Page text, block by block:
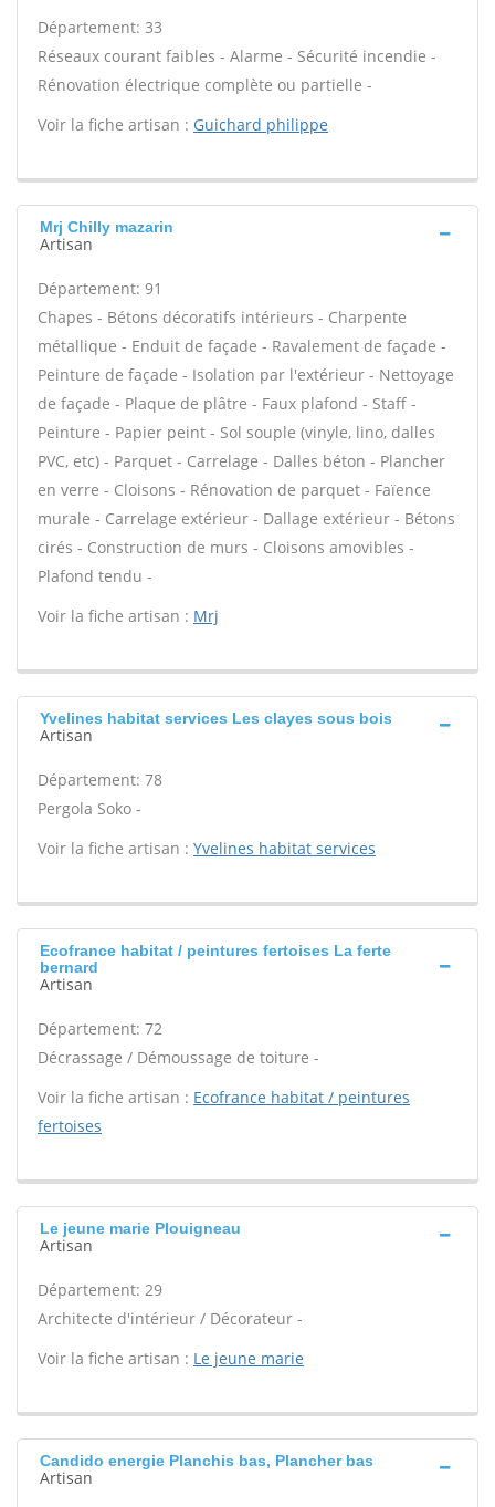
Département: 33
Réseaux courant faibles - Alarme - Sécurité incendie -
Rénovation électrique complète ou partielle -
Voir la fiche artisan : Guichard philippe
Mrj Chilly mazarin
Artisan
Département: 91
Chapes - Bétons décoratifs intérieurs - Charpente
métallique - Enduit de façade - Ravalement de façade -
Peinture de façade - Isolation par l'extérieur - Nettoyage
de façade - Plaque de plâtre - Faux plafond - Staff -
Peinture - Papier peint - Sol souple (vinyle, lino, dalles
PVC, etc) - Parquet - Carrelage - Dalles béton - Plancher
en verre - Cloisons - Rénovation de parquet - Faïence
murale - Carrelage extérieur - Dallage extérieur - Bétons
cirés - Construction de murs - Cloisons amovibles -
Plafond tendu -
Voir la fiche artisan : Mrj
Yvelines habitat services Les clayes sous bois
Artisan
Département: 78
Pergola Soko -
Voir la fiche artisan : Yvelines habitat services
Ecofrance habitat / peintures fertoises La ferte
bernard
Artisan
Département: 72
Décrassage / Démoussage de toiture -
Voir la fiche artisan : Ecofrance habitat / peintures
fertoises
Le jeune marie Plouigneau
Artisan
Département: 29
Architecte d'intérieur / Décorateur -
Voir la fiche artisan : Le jeune marie
Candido energie Planchis bas, Plancher bas
Artisan